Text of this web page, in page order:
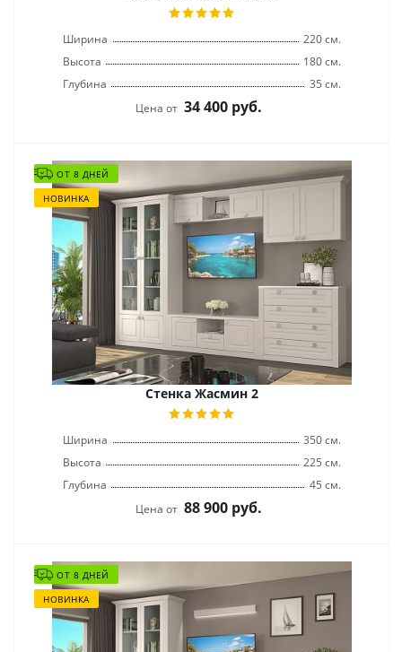
Ширина
220 см.
Высота
180 см.
Глубина
35 см.
Цена от 34 400 руб.
ОТ 8 ДНЕЙ
НОВИНКА
Стенка Жасмин 2
Ширина
350 см.
Высота
225 см.
Глубина
45 см.
Цена от 88 900 руб.
ОТ 8 ДНЕЙ
НОВИНКА